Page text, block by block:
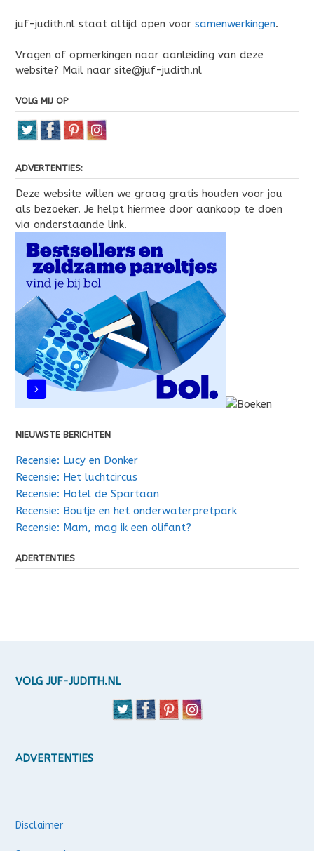
juf-judith.nl staat altijd open voor samenwerkingen.
Vragen of opmerkingen naar aanleiding van deze
website? Mail naar site@juf-judith.nl
VOLG MIJ OP
ADVERTENTIES:
Deze website willen we graag gratis houden voor jou
als bezoeker. Je helpt hiermee door aankoop te doen
via onderstaande link.
NIEUWSTE BERICHTEN
Recensie: Lucy en Donker
Recensie: Het luchtcircus
Recensie: Hotel de Spartaan
Recensie: Boutje en het onderwaterpretpark
Recensie: Mam, mag ik een olifant?
ADERTENTIES
VOLG JUF-JUDITH.NL
ADVERTENTIES
Disclaimer